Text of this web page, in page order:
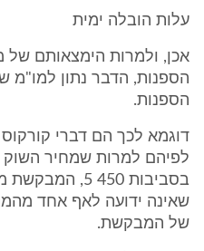
עלות הובלה ימית
אכן, ולמרות הימצאותם של
הספנות, הדבר נתון למו"מ
הספנות.
לפיהם למרות שמחיר השוק
שאינה ידועה לאף אחד
של המבקשת.